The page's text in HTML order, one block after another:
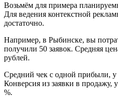
Возьмём для примера
Для ведения контекстной
достаточно.
Например, в Рыбинске, вы
получили 50 заявок. Средняя
рублей.
Средний чек с одной прибыли, у
Конверсия из заявки в продажу,
%.